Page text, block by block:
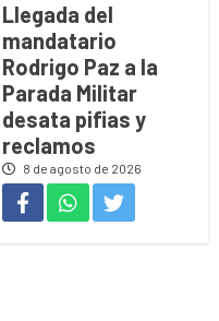
Llegada del
mandatario
Rodrigo Paz a la
Parada Militar
desata pifias y
reclamos
8 de agosto de 2026